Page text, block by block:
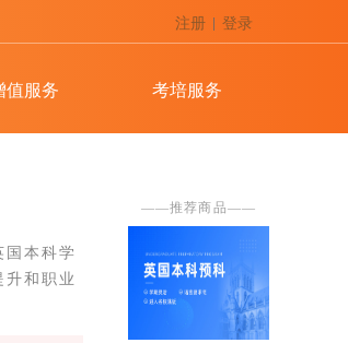
注册 | 登录
值服务 考培服务
国本科学
和职业
——推荐商品——
爱尔兰留学硕士申请